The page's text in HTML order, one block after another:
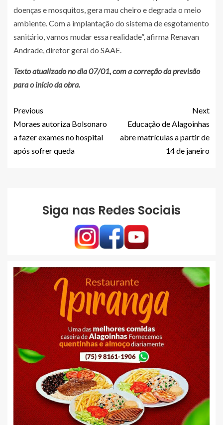
doenças e mosquitos, gera mau cheiro e degrada o meio
ambiente. Com a implantação do sistema de esgotamento
sanitário, vamos mudar essa realidade”, afirma Renavan
Andrade, diretor geral do SAAE.
Texto atualizado no dia 07/01, com a correção da previsão
para o início da obra.
Previous
Moraes autoriza Bolsonaro
a fazer exames no hospital
após sofrer queda
Next
Educação de Alagoinhas
abre matrículas a partir de
14 de janeiro
Siga nas Redes Sociais